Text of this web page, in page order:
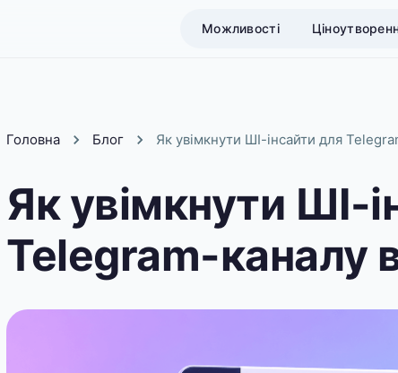
Можливості
Головна Блог Як увімкнути ШІ-інсайти для
Як увімкнути ШІ-
Telegram-каналу